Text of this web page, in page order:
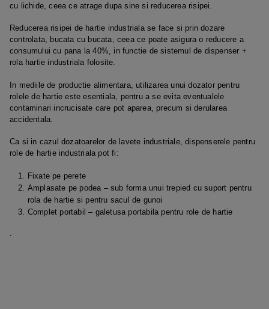
cu lichide, ceea ce atrage dupa sine si reducerea risipei.
Reducerea risipei de hartie industriala se face si prin dozare
controlata, bucata cu bucata, ceea ce poate asigura o reducere a
consumului cu pana la 40%, in functie de sistemul de dispenser +
rola hartie industriala folosite.
In mediile de productie alimentara, utilizarea unui dozator pentru
rolele de hartie este esentiala, pentru a se evita eventualele
contaminari incrucisate care pot aparea, precum si derularea
accidentala.
Ca si in cazul dozatoarelor de lavete industriale, dispenserele pentru
role de hartie industriala pot fi:
Fixate pe perete
Amplasate pe podea – sub forma unui trepied cu suport pentru
rola de hartie si pentru sacul de gunoi
Complet portabil – galetusa portabila pentru role de hartie